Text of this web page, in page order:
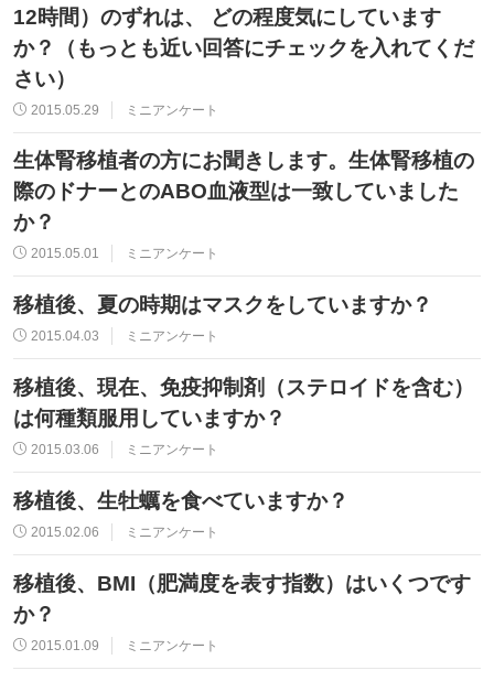
12時間）のずれは、 どの程度気にしています
か？（もっとも近い回答にチェックを入れてくだ
さい）
2015.05.29 ミニアンケート
生体腎移植者の方にお聞きします。生体腎移植の
際のドナーとのABO血液型は一致していました
か？
2015.05.01 ミニアンケート
移植後、夏の時期はマスクをしていますか？
2015.04.03 ミニアンケート
移植後、現在、免疫抑制剤（ステロイドを含む）
は何種類服用していますか？
2015.03.06 ミニアンケート
移植後、生牡蠣を食べていますか？
2015.02.06 ミニアンケート
移植後、BMI（肥満度を表す指数）はいくつです
か？
2015.01.09 ミニアンケート